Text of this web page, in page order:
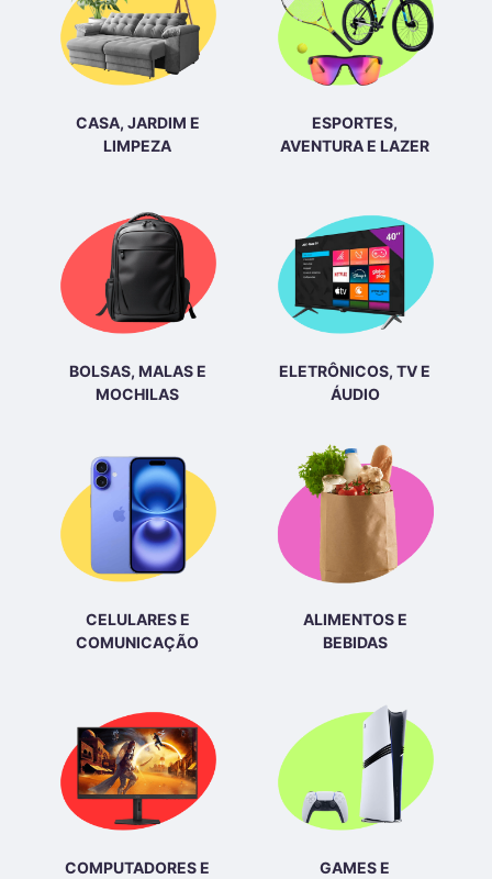
CASA, JARDIM E
LIMPEZA
ESPORTES,
AVENTURA E LAZER
BOLSAS, MALAS E
MOCHILAS
ELETRÔNICOS, TV E
ÁUDIO
CELULARES E
COMUNICAÇÃO
ALIMENTOS E
BEBIDAS
COMPUTADORES E
GAMES E